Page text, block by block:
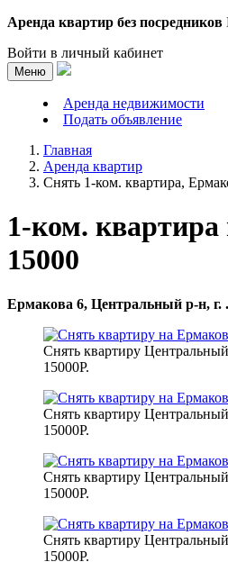
Аренда квартир без посредников
Войти в личный кабинет
Меню
Аренда недвижимости
Подать объявление
Главная
Аренда квартир
Снять 1-ком. квартира,
1-ком. квартира
15000
Ермакова 6, Центральный р-н, г.
Снять квартиру
15000Р.
Снять квартиру
15000Р.
Снять квартиру
15000Р.
Снять квартиру
15000Р.